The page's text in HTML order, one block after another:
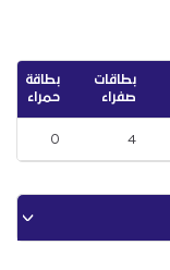
بطاقات
صفراء
بطاقة
حمراء
4
0